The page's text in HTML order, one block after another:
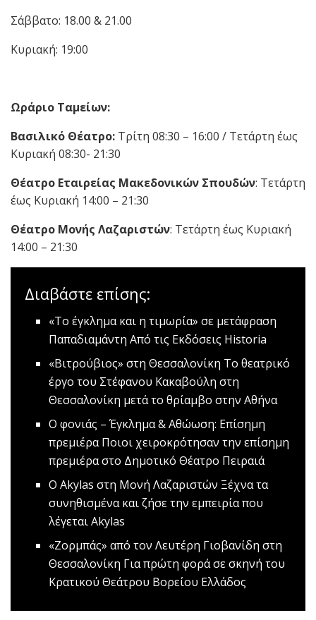
Σάββατο: 18.00 & 21.00
Κυριακή: 19:00
Ωράριο Ταμείων:
Βασιλικό Θέατρο: Τρίτη 08:30 – 16:00 / Τετάρτη έως
Κυριακή 08:30- 21:30
Θέατρο Εταιρείας Μακεδονικών Σπουδών: Τετάρτη
έως Κυριακή 14:00 – 21:30
Θέατρο Μονής Λαζαριστών: Τετάρτη έως Κυριακή
14:00 – 21:30
Διαβάστε επίσης:
«Το έγκλημα και η τιμωρία» σε μετάφραση
Παπαδιαμάντη Aπό τις Εκδόσεις Historia
«Βιτρούβιος» στη Θεσσαλονίκη Το θεατρικό
έργο του Στέφανου Κακαβούλη στη
Θεσσαλονίκη μετά το θρίαμβο στην Αθήνα
Ο φονιάς – Έγκλημα & Αθώωση: Επίσημη
πρεμιέραΠοιοι χειροκρότησαν την επίσημη
πρεμιέρα στο Δημοτικό Θέατρο Πειραιά
Ο Akylas στη Μονή Λαζαριστών Ξέχνα τα
συνηθισμένα και ζήσε την εμπειρία που
λέγεται Akylas
«Ζορμπάς» από τον Λευτέρη Γιοβανίδη στη
Θεσσαλονίκη Για πρώτη φορά σε σκηνή του
Κρατικού Θεάτρου Βορείου Ελλάδος